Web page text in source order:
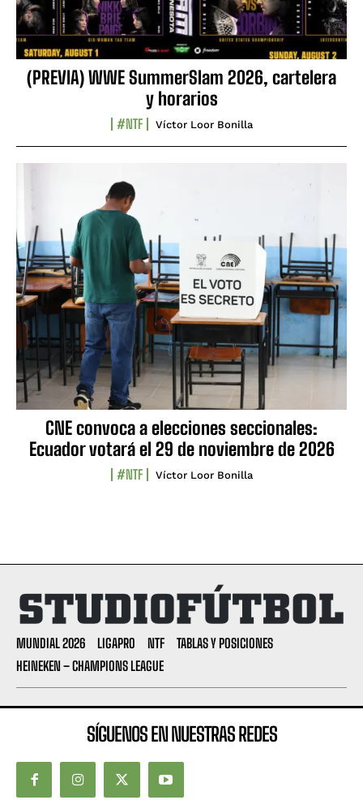
(PREVIA) WWE SummerSlam 2026, cartelera
y horarios
#NTF Víctor Loor Bonilla
CNE convoca a elecciones seccionales:
Ecuador votará el 29 de noviembre de 2026
#NTF Víctor Loor Bonilla
MUNDIAL 2026 LIGAPRO NTF
TABLAS Y POSICIONES
HEINEKEN – CHAMPIONS LEAGUE
SÍGUENOS EN NUESTRAS REDES